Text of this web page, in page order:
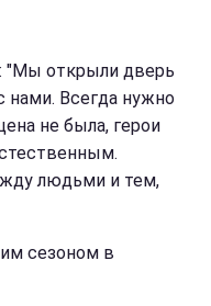
"Мы открыли дверь
нами. Всегда нужно
не была, герои
людьми и тем,
сезоном в